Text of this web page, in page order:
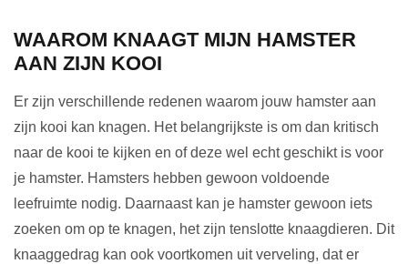
WAAROM KNAAGT MIJN HAMSTER
AAN ZIJN KOOI
Er zijn verschillende redenen waarom jouw hamster aan
zijn kooi kan knagen. Het belangrijkste is om dan kritisch
naar de kooi te kijken en of deze wel echt geschikt is voor
je hamster. Hamsters hebben gewoon voldoende
leefruimte nodig. Daarnaast kan je hamster gewoon iets
zoeken om op te knagen, het zijn tenslotte knaagdieren. Dit
knaaggedrag kan ook voortkomen uit verveling, dat er